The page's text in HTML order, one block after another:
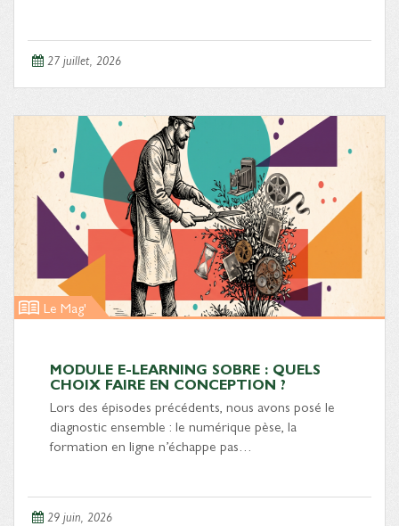
27 juillet, 2026
Le Mag'
MODULE E-LEARNING SOBRE : QUELS
CHOIX FAIRE EN CONCEPTION ?
Lors des épisodes précédents, nous avons posé le
diagnostic ensemble : le numérique pèse, la
formation en ligne n’échappe pas…
29 juin, 2026